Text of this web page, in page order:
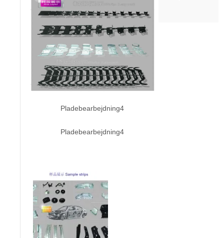
Pladebearbejdning4
Pladebearbejdning4